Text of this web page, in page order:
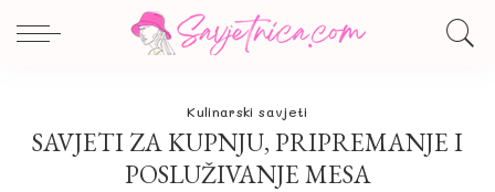
Kulinarski savjeti
SAVJETI ZA KUPNJU, PRIPREMANJE I
POSLUŽIVANJE MESA